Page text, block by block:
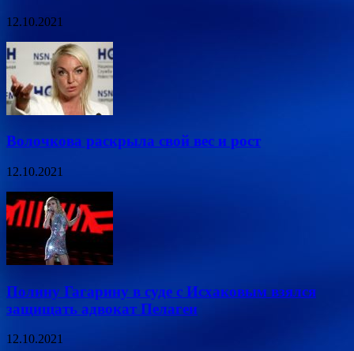
12.10.2021
Волочкова раскрыла свой вес и рост
12.10.2021
Полину Гагарину в суде с Исхаковым взялся
защищать адвокат Пелагеи
12.10.2021